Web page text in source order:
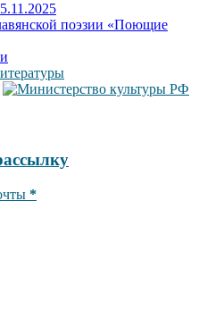
поэзии «Поющие
*